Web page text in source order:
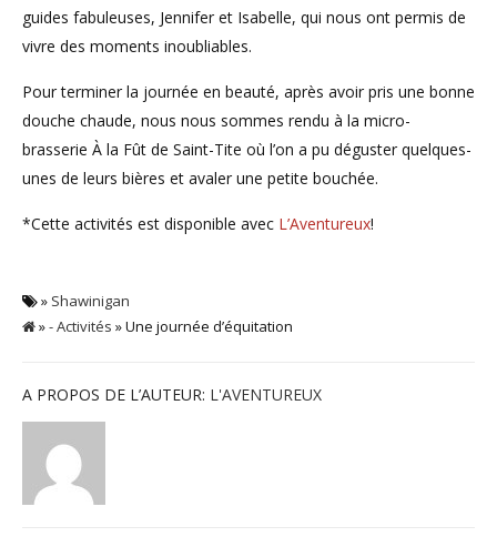
guides fabuleuses, Jennifer et Isabelle, qui nous ont permis de
vivre des moments inoubliables.
Pour terminer la journée en beauté, après avoir pris une bonne
douche chaude, nous nous sommes rendu à la micro-
brasserie À la Fût de Saint-Tite où l’on a pu déguster quelques-
unes de leurs bières et avaler une petite bouchée.
*Cette activités est disponible avec L’Aventureux!
» Shawinigan
»- Activités » Une journée d’équitation
A PROPOS DE L’AUTEUR: L'AVENTUREUX